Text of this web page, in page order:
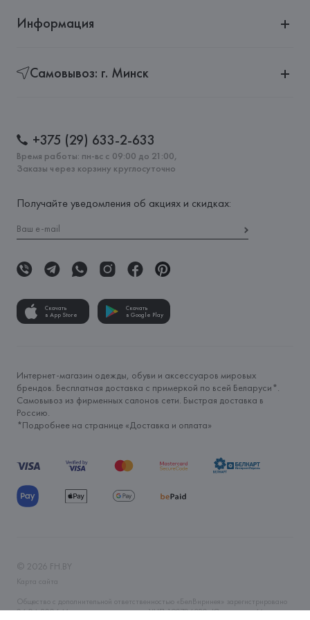
Информация
Самовывоз: г. Минск
+375 (29) 633-2-633
Время работы: пн-вс с 09:00 до 21:00,
Заказы через корзину круглосуточно
Получайте уведомления об акциях и скидках:
Скачать
в App Store
Скачать
в Google Play
Интернет-магазин одежды, обуви и аксессуаров мировых
брендов. Бесплатная доставка с примеркой по всей Беларуси*.
Самовывоз из фирменных салонов сети. Быстрая доставка в
Россию.
*Подробнее на странице «Доставка и оплата»
© 2026 FH.BY
Карта сайта
Общество с дополнительной ответственностью «БелВиринея» зарегистрировано
06.04.2006 Минским горисполкомом. УНП 190706320. Юр.адрес: г. Минск, ул.